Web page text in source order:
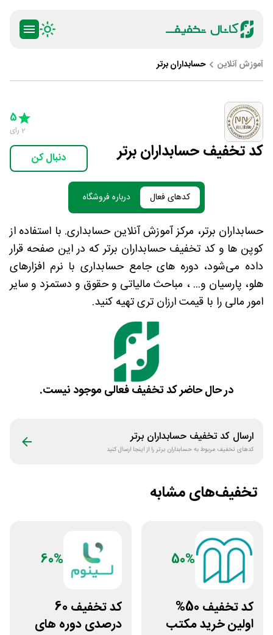
آموزش آنلاین حسابداران برتر
کد تخفیف حسابداران برتر
5 Stars
5
2 رای
دنبال کن
کدهای فعال درباره فروشگاه
حسابداران برتر، مرکز آموزش آنلاین حسابداری. با استفاده از
کوپن ها و کد تخفیف حسابداران برتر که در این صفحه قرار
داده می‌شود، دوره های جامع حسابداری با نرم افزارهای
هلو، پارسیان و... ، مباحث مالیاتی و حقوق و دستمزد و سایر
امور مالی را با قیمت ارزان تری تهیه کنید.
در حال حاضر کد تخفیف فعالی موجود نیست.
ارسال کد تخفیف حسابداران برتر
کدهای تخفیف مربوط بهحسابداران برتررا از اینجا ارسال کنید
تخفیف‌های مشابه
50%
کد تخفیف 50%
اولین خرید مکتب
60%
کد تخفیف 60
درصدی دوره های